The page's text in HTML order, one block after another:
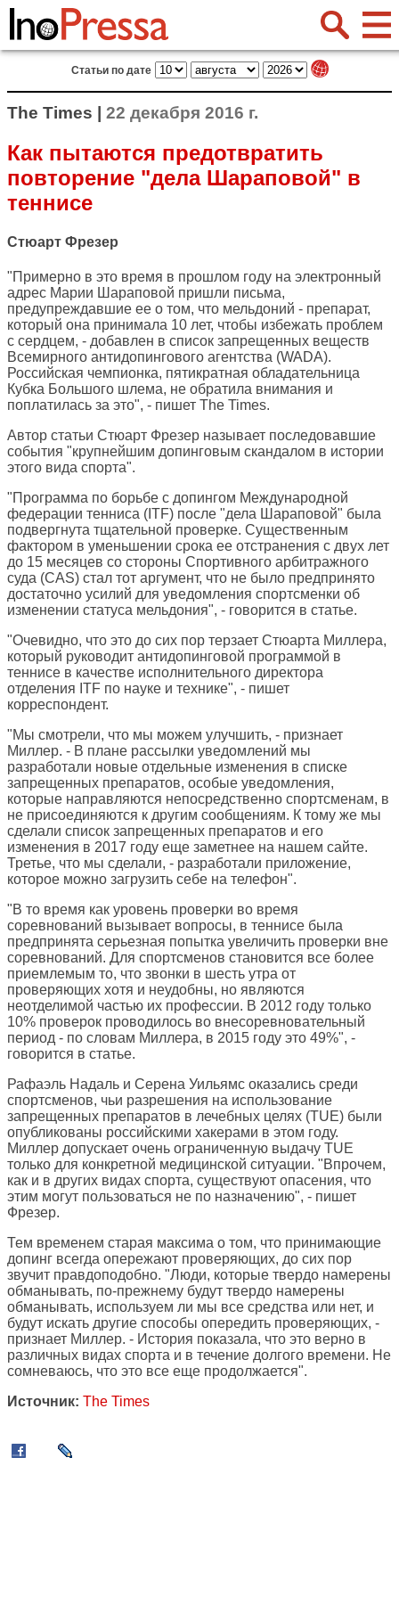
Статьи по дате
The Times | 22 декабря 2016 г.
Как пытаются предотвратить
повторение "дела Шараповой" в
теннисе
Стюарт Фрезер
"Примерно в это время в прошлом году на электронный
адрес Марии Шараповой пришли письма,
предупреждавшие ее о том, что мельдоний - препарат,
который она принимала 10 лет, чтобы избежать проблем
с сердцем, - добавлен в список запрещенных веществ
Всемирного антидопингового агентства (WADA).
Российская чемпионка, пятикратная обладательница
Кубка Большого шлема, не обратила внимания и
поплатилась за это", - пишет The Times.
Автор статьи Стюарт Фрезер называет последовавшие
события "крупнейшим допинговым скандалом в истории
этого вида спорта".
"Программа по борьбе с допингом Международной
федерации тенниса (ITF) после "дела Шараповой" была
подвергнута тщательной проверке. Существенным
фактором в уменьшении срока ее отстранения с двух лет
до 15 месяцев со стороны Спортивного арбитражного
суда (CAS) стал тот аргумент, что не было предпринято
достаточно усилий для уведомления спортсменки об
изменении статуса мельдония", - говорится в статье.
"Очевидно, что это до сих пор терзает Стюарта Миллера,
который руководит антидопинговой программой в
теннисе в качестве исполнительного директора
отделения ITF по науке и технике", - пишет
корреспондент.
"Мы смотрели, что мы можем улучшить, - признает
Миллер. - В плане рассылки уведомлений мы
разработали новые отдельные изменения в списке
запрещенных препаратов, особые уведомления,
которые направляются непосредственно спортсменам, в
не присоединяются к другим сообщениям. К тому же мы
сделали список запрещенных препаратов и его
изменения в 2017 году еще заметнее на нашем сайте.
Третье, что мы сделали, - разработали приложение,
которое можно загрузить себе на телефон".
"В то время как уровень проверки во время
соревнований вызывает вопросы, в теннисе была
предпринята серьезная попытка увеличить проверки вне
соревнований. Для спортсменов становится все более
приемлемым то, что звонки в шесть утра от
проверяющих хотя и неудобны, но являются
неотделимой частью их профессии. В 2012 году только
10% проверок проводилось во внесоревновательный
период - по словам Миллера, в 2015 году это 49%", -
говорится в статье.
Рафаэль Надаль и Серена Уильямс оказались среди
спортсменов, чьи разрешения на использование
запрещенных препаратов в лечебных целях (TUE) были
опубликованы российскими хакерами в этом году.
Миллер допускает очень ограниченную выдачу TUE
только для конкретной медицинской ситуации. "Впрочем,
как и в других видах спорта, существуют опасения, что
этим могут пользоваться не по назначению", - пишет
Фрезер.
Тем временем старая максима о том, что принимающие
допинг всегда опережают проверяющих, до сих пор
звучит правдоподобно. "Люди, которые твердо намерены
обманывать, по-прежнему будут твердо намерены
обманывать, используем ли мы все средства или нет, и
будут искать другие способы опередить проверяющих, -
признает Миллер. - История показала, что это верно в
различных видах спорта и в течение долгого времени. Не
сомневаюсь, что это все еще продолжается".
Источник: The Times